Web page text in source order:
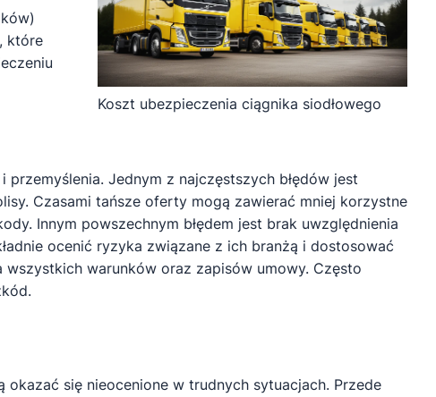
Koszt ubezpieczenia ciągnika siodłowego
które
Jednym z najczęstszych błędów jest
Czasami tańsze oferty mogą zawierać mniej korzystne
Innym powszechnym błędem jest brak uwzględnienia
ocenić ryzyka związane z ich branżą i dostosować
warunków oraz zapisów umowy. Często
się nieocenione w trudnych sytuacjach. Przede